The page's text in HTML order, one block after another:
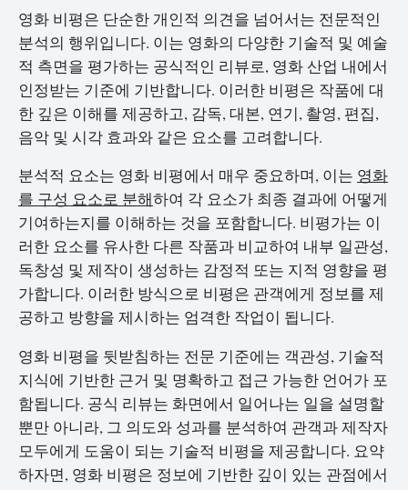
영화 비평은 단순한 개인적 의견을 넘어서는 전문적인
분석의 행위입니다. 이는 영화의 다양한 기술적 및 예술
적 측면을 평가하는 공식적인 리뷰로, 영화 산업 내에서
인정받는 기준에 기반합니다. 이러한 비평은 작품에 대
한 깊은 이해를 제공하고, 감독, 대본, 연기, 촬영, 편집,
음악 및 시각 효과와 같은 요소를 고려합니다.
분석적 요소는 영화 비평에서 매우 중요하며, 이는 영화
를 구성 요소로 분해하여 각 요소가 최종 결과에 어떻게
기여하는지를 이해하는 것을 포함합니다. 비평가는 이
러한 요소를 유사한 다른 작품과 비교하여 내부 일관성,
독창성 및 제작이 생성하는 감정적 또는 지적 영향을 평
가합니다. 이러한 방식으로 비평은 관객에게 정보를 제
공하고 방향을 제시하는 엄격한 작업이 됩니다.
영화 비평을 뒷받침하는 전문 기준에는 객관성, 기술적
지식에 기반한 근거 및 명확하고 접근 가능한 언어가 포
함됩니다. 공식 리뷰는 화면에서 일어나는 일을 설명할
뿐만 아니라, 그 의도와 성과를 분석하여 관객과 제작자
모두에게 도움이 되는 기술적 비평을 제공합니다. 요약
하자면, 영화 비평은 정보에 기반한 깊이 있는 관점에서